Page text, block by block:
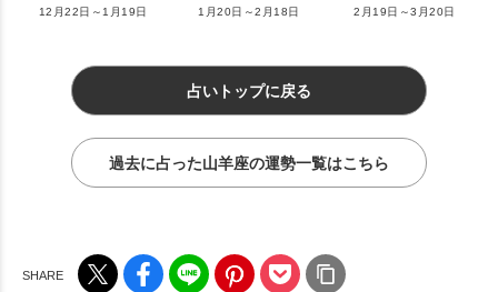
12月22日～1月19日 1月20日～2月18日 2月19日～3月20日
占いトップに戻る
過去に占った山羊座の運勢一覧はこちら